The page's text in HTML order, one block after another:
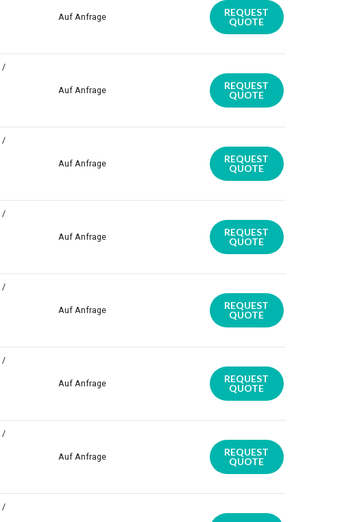
Auf Anfrage
REQUEST
QUOTE
/
Auf Anfrage
REQUEST
QUOTE
/
Auf Anfrage
REQUEST
QUOTE
/
Auf Anfrage
REQUEST
QUOTE
/
Auf Anfrage
REQUEST
QUOTE
/
Auf Anfrage
REQUEST
QUOTE
/
Auf Anfrage
REQUEST
QUOTE
/